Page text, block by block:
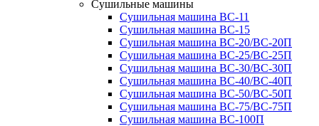
Сушильные машины
Сушильная машина ВС-11
Сушильная машина ВС-15
Сушильная машина ВС-20/ВС-20П
Сушильная машина ВС-25/ВС-25П
Сушильная машина ВС-30/ВС-30П
Сушильная машина ВС-40/ВС-40П
Сушильная машина ВС-50/ВС-50П
Сушильная машина ВС-75/ВС-75П
Сушильная машина ВС-100П